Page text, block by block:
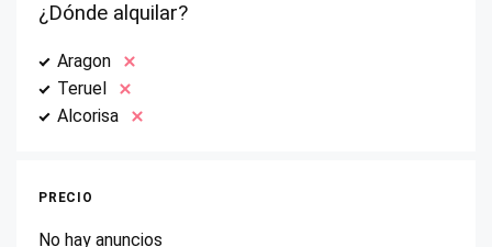
¿Dónde alquilar?
Aragon
Teruel
Alcorisa
PRECIO
No hay anuncios